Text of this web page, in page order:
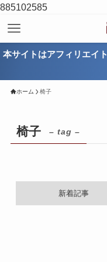
885102585
本サイトはアフィリエイ
ホーム 椅子
椅子 – tag –
新着記事